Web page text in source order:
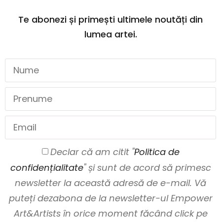
Te abonezi și primești ultimele noutăți din
lumea artei.
Declar că am citit "Politica de
confidențialitate" și sunt de acord să primesc
newsletter la această adresă de e-mail. Vă
puteți dezabona de la newsletter-ul Empower
Art&Artists în orice moment făcând click pe